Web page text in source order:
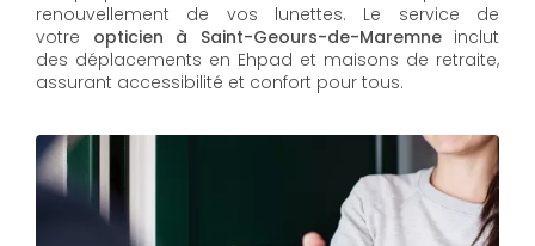
renouvellement de vos lunettes. Le service de
votre opticien à Saint-Geours-de-Maremneinclut
des déplacements en Ehpad et maisons de retraite,
assurant accessibilité et confort pour tous.